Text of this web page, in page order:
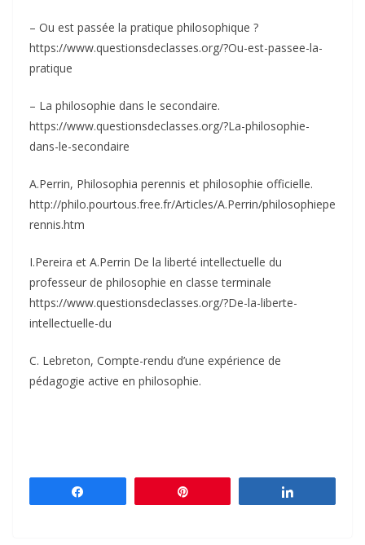
– Ou est passée la pratique philosophique ?
https://www.questionsdeclasses.org/?Ou-est-passee-la-
pratique
– La philosophie dans le secondaire.
https://www.questionsdeclasses.org/?La-philosophie-
dans-le-secondaire
A.Perrin, Philosophia perennis et philosophie officielle.
http://philo.pourtous.free.fr/Articles/A.Perrin/philosophiepe
rennis.htm
I.Pereira et A.Perrin De la liberté intellectuelle du
professeur de philosophie en classe terminale
https://www.questionsdeclasses.org/?De-la-liberte-
intellectuelle-du
C. Lebreton, Compte-rendu d’une expérience de
pédagogie active en philosophie.